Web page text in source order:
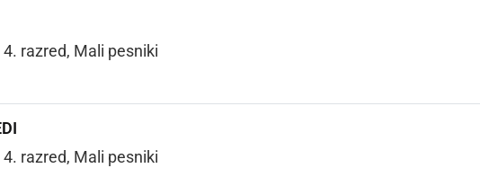
razred, Mali pesniki
razred, Mali pesniki